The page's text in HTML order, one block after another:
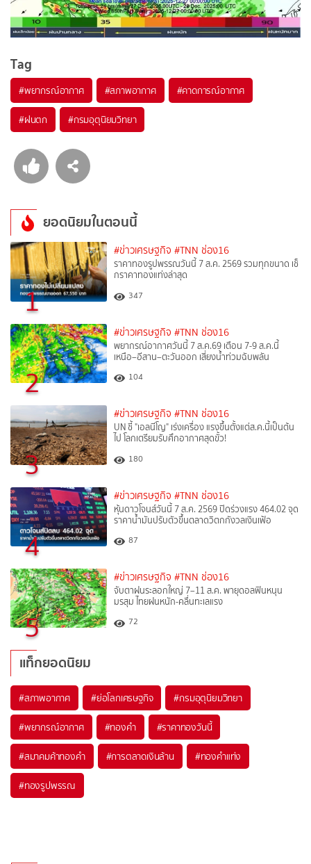
Tag
#พยากรณ์อากาศ #สภาพอากาศ #คาดการณ์อากาศ
#ฝนตก #กรมอุตุนิยมวิทยา
ยอดนิยมในตอนนี้
1
#ข่าวเศรษฐกิจ #TNN ช่อง16
ราคาทองรูปพรรณวันนี้ 7 ส.ค. 2569 รวมทุกขนาด เช็
กราคาทองแท่งล่าสุด
347
2
#ข่าวเศรษฐกิจ #TNN ช่อง16
พยากรณ์อากาศวันนี้ 7 ส.ค.69 เตือน 7-9 ส.ค.นี้
เหนือ–อีสาน–ตะวันออก เสี่ยงน้ำท่วมฉับพลัน
104
3
#ข่าวเศรษฐกิจ #TNN ช่อง16
UN ชี้ "เอลนีโญ" เร่งเครื่อง แรงขึ้นตั้งแต่ส.ค.นี้เป็นต้น
ไป โลกเตรียมรับศึกอากาศสุดขั้ว!
180
4
#ข่าวเศรษฐกิจ #TNN ช่อง16
หุ้นดาวโจนส์วันนี้ 7 ส.ค. 2569 ปิดร่วงแรง 464.02 จุด
ราคาน้ำมันปรับตัวขึ้นตลาดวิตกกังวลเงินเฟ้อ
87
5
#ข่าวเศรษฐกิจ #TNN ช่อง16
จับตาฝนระลอกใหญ่ 7–11 ส.ค. พายุดอลฟินหนุน
มรสุม ไทยฝนหนัก-คลื่นทะเลแรง
72
แท็กยอดนิยม
#สภาพอากาศ #ย่อโลกเศรษฐกิจ #กรมอุตุนิยมวิทยา
#พยากรณ์อากาศ #ทองคำ #ราคาทองวันนี้
#สมาคมค้าทองคำ #การตลาดเงินล้าน #ทองคำแท่ง
#ทองรูปพรรณ